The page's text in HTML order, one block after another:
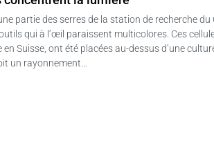
partie des serres de la station de recherche du
qui à l’œil paraissent multicolores. Ces
Suisse, ont été placées au-dessus d’une
un rayonnement…